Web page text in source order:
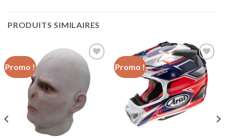
PRODUITS SIMILAIRES
Promo !
Ajouter
à la liste
d’envies
Promo !
Ajouter
à la liste
d’envies